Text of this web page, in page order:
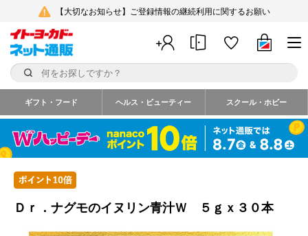
【大切なお知らせ】ご登録情報の継続利用に関するお願い
ギフト・フード ヘルス・ビューティー スクール・ホビー
Ｄｒ．ナグモのイヌリン青汁Ｗ ５ｇｘ３０本